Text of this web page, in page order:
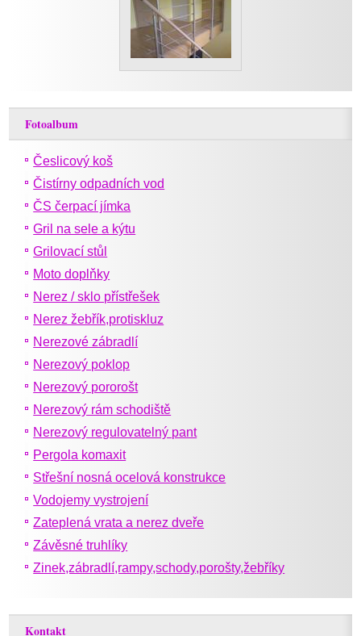
Fotoalbum
Česlicový koš
Čistírny odpadních vod
ČS čerpací jímka
Gril na sele a kýtu
Grilovací stůl
Moto doplňky
Nerez / sklo přístřešek
Nerez žebřík,protiskluz
Nerezové zábradlí
Nerezový poklop
Nerezový pororošt
Nerezový rám schodiště
Nerezový regulovatelný pant
Pergola komaxit
Střešní nosná ocelová konstrukce
Vodojemy vystrojení
Zateplená vrata a nerez dveře
Závěsné truhlíky
Zinek,zábradlí,rampy,schody,porošty,žebříky
Kontakt